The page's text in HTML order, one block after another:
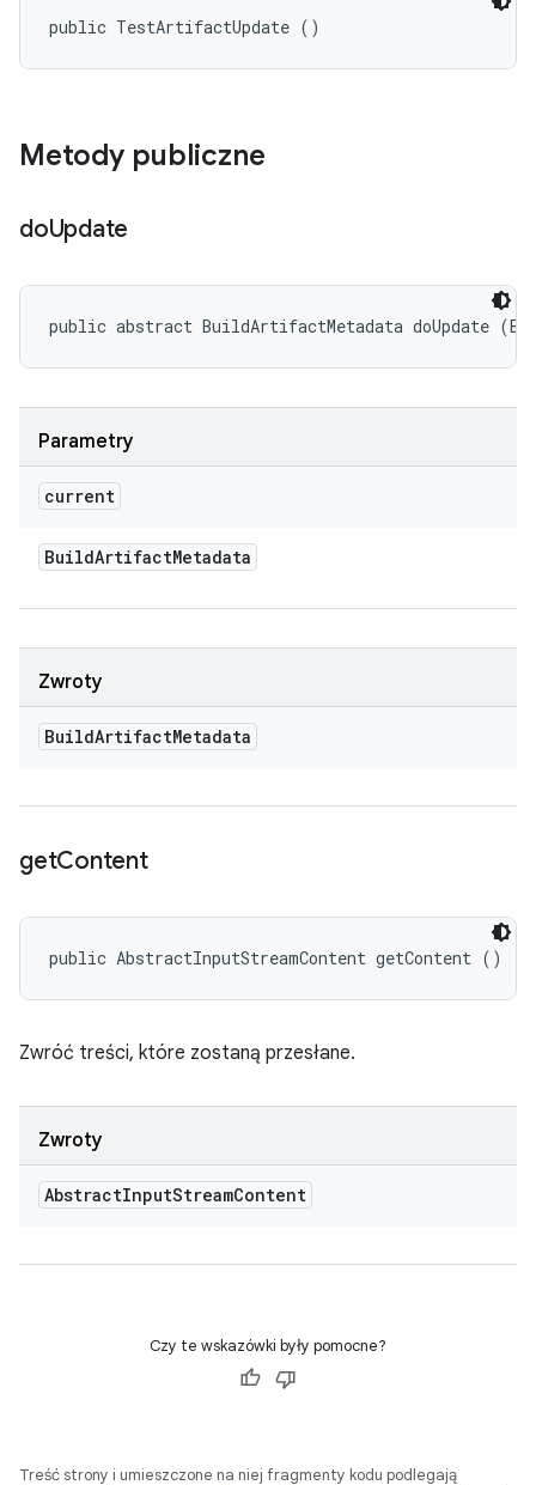
public TestArtifactUpdate ()
Metody publiczne
doUpdate
public abstract BuildArtifactMetadata doUpdate
Parametry
current
BuildArtifactMetadata
Zwroty
BuildArtifactMetadata
getContent
public AbstractInputStreamContent getContent ()
Zwróć treści, które zostaną przesłane.
Zwroty
AbstractInputStreamContent
Czy te wskazówki były pomocne?
Treść strony i umieszczone na niej fragmenty kodu podlegają